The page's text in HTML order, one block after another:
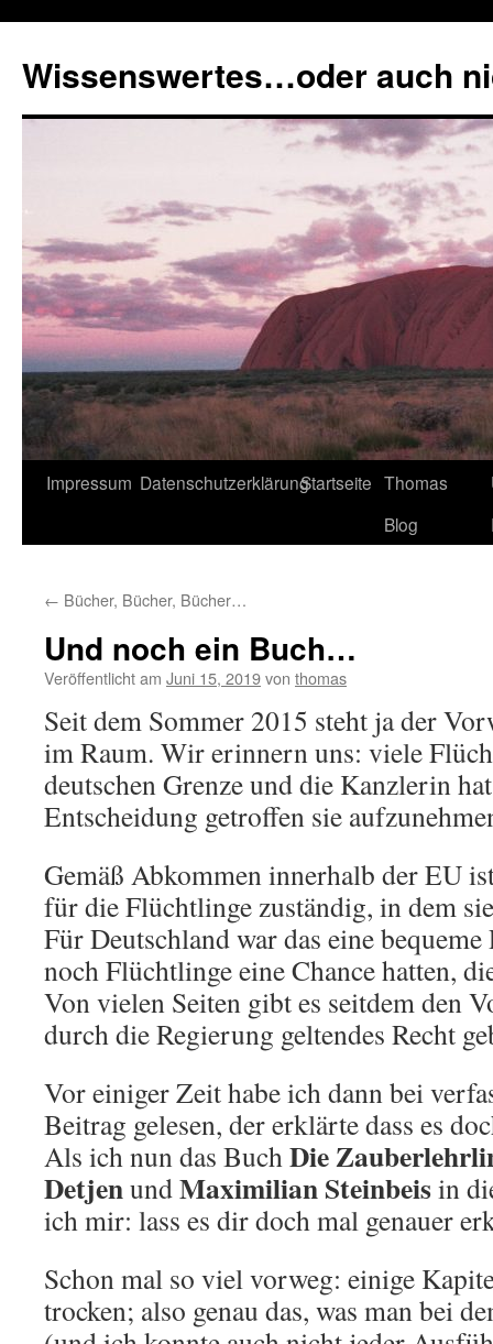
springen
Wissenswertes…oder auch
Impressum DatenschutzerklärungStartseite Thomas
Blog
← Bücher, Bücher, Bücher…
Und noch ein Buch…
Veröffentlicht am Juni 15, 2019von thomas
Seit dem Sommer 2015 steht ja der
im Raum. Wir erinnern uns: viele
deutschen Grenze und die Kanzlerin
Entscheidung getroffen sie
Gemäß Abkommen innerhalb der EU
für die Flüchtlinge zuständig, in dem
Für Deutschland war das eine
noch Flüchtlinge eine Chance hatten,
Von vielen Seiten gibt es seitdem den
durch die Regierung geltendes Recht
Vor einiger Zeit habe ich dann bei
Beitrag gelesen, der erklärte dass es
Als ich nun das BuchDie
DetjenundMaximilian Steinbeisin
ich mir: lass es dir doch mal genauer
Schon mal so viel vorweg: einige
trocken; also genau das, was man bei